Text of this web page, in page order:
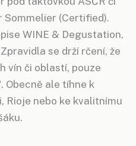
(Certified).
WINE & Degustation,
se drží rčení, že
vín či oblastí, pouze
Obecně ale tíhne k
Rioje nebo ke kvalitnímu